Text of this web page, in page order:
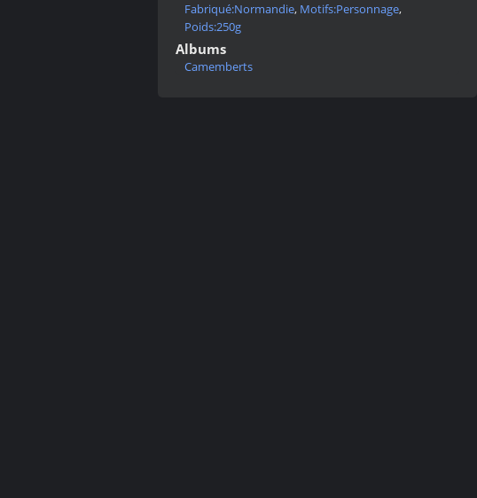
Fabriqué:Normandie, Motifs:Personnage,
Poids:250g
Albums
Camemberts